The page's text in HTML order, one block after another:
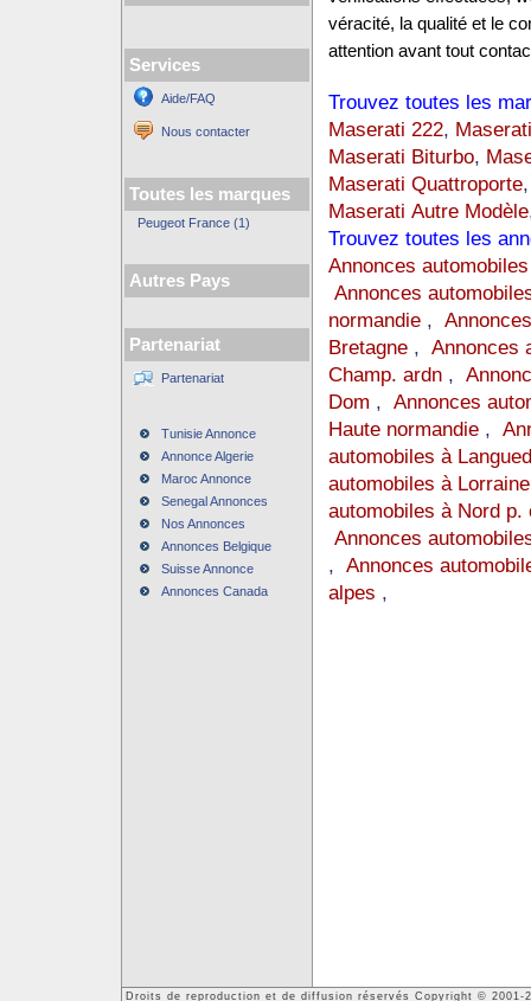
Services
Aide/FAQ
Nous contacter
Toutes les marques
Peugeot France (1)
Autres Pays
Partenariat
Partenariat
Tunisie Annonce
Annonce Algerie
Maroc Annonce
Senegal Annonces
Nos Annonces
Annonces Belgique
Suisse Annonce
Annonces Canada
véracité, la qualité et le
attention avant tout
Trouvez toutes les
Maserati 222,
Maserati Biturbo,
Maserati Quattroporte
Maserati Autre Modèle
Trouvez toutes les
Annonces
Annonces
normandie,
Bretagne, Annonces
Champ. ardn,
Dom , Annonces
Haute normandie,
automobiles à
automobiles à Lorraine
automobiles à Nord p.
Annonces
, Annonces
alpes ,
Droits de reproduction et de diffusion réservés Copyright © 2001-